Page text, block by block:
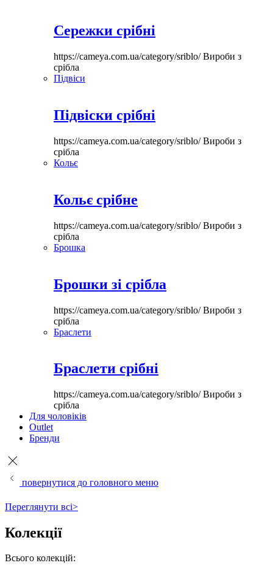
Сережки срібні
https://cameya.com.ua/category/sriblo/Вироби з
срібла
Підвіси
Підвіски срібні
https://cameya.com.ua/category/sriblo/Вироби з
срібла
Кольє
Кольє срібне
https://cameya.com.ua/category/sriblo/Вироби з
срібла
Брошка
Брошки зі срібла
https://cameya.com.ua/category/sriblo/Вироби з
срібла
Браслети
Браслети срібні
https://cameya.com.ua/category/sriblo/Вироби з
срібла
Для чоловіків
Outlet
Бренди
повернутися до головного меню
Переглянути всі>
Колекції
Всього колекцій: